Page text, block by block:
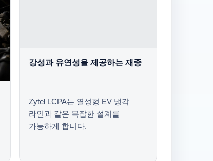
강성과 유연성을 제공하는 재종
Zytel LCPA는 열성형 EV 냉각
라인과 같은 복잡한 설계를
가능하게 합니다.